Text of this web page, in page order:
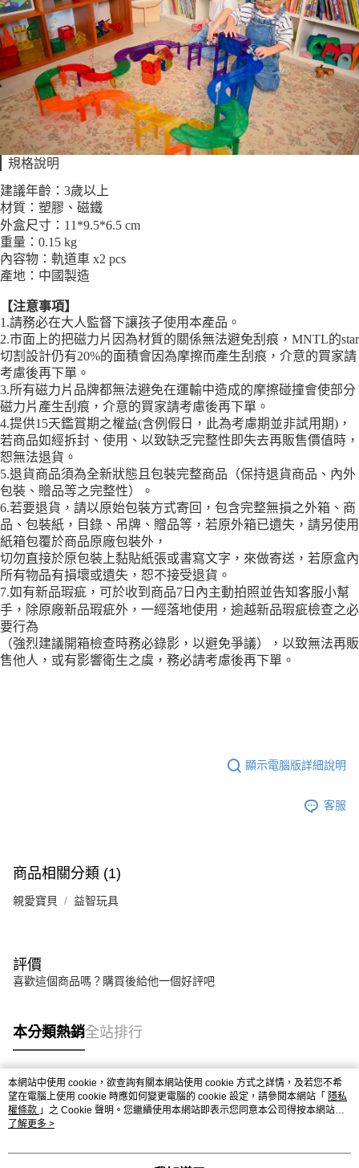
付款後萊爾富取貨
每筆NT$100，滿NT$999(含以上)免運費
7-11取貨付款
每筆NT$85，滿NT$999(含以上)免運費
付款後7-11取貨
每筆NT$85，滿NT$999(含以上)免運費
宅配
每筆NT$85，滿NT$999(含以上)免運費
規格說明
建議年齡：3歲以上
材質：塑膠、磁鐵
外盒尺寸：11*9.5*6.5 cm
重量：0.15 kg
內容物：軌道車 x2 pcs
產地：中國製造
【注意事項】
1.請務必在大人監督下讓孩子使用本產品。
2.市面上的把磁力片因為材質的關係無法避免刮痕，MNTL的star
切割設計仍有20%的面積會因為摩擦而產生刮痕，介意的買家請
考慮後再下單。
3.所有磁力片品牌都無法避免在運輸中造成的摩擦碰撞會使部分
磁力片產生刮痕，介意的買家請考慮後再下單。
4.提供15天鑑賞期之權益(含例假日，此為考慮期並非試用期)，
若商品如經拆封、使用、以致缺乏完整性即失去再販售價值時，
恕無法退貨。
5.退貨商品須為全新狀態且包裝完整商品（保持退貨商品、內外
包裝、贈品等之完整性）。
6.若要退貨，請以原始包裝方式寄回，包含完整無損之外箱、商
品、包裝紙，目錄、吊牌、贈品等，若原外箱已遺失，請另使用
紙箱包覆於商品原廠包裝外，
切勿直接於原包裝上黏貼紙張或書寫文字，來做寄送，若原盒內
所有物品有損壞或遺失，恕不接受退貨。
7.如有新品瑕疵，可於收到商品7日內主動拍照並告知客服小幫
手，除原廠新品瑕疵外，一經落地使用，逾越新品瑕疵檢查之必
要行為
（強烈建議開箱檢查時務必錄影，以避免爭議），以致無法再販
售他人，或有影響衛生之虞，務必請考慮後再下單。
顯示電腦版詳細說明
客服
商品相關分類 (1)
親愛寶貝 益智玩具
評價
喜歡這個商品嗎？購買後給他一個好評吧
本分類熱銷全站排行
熱門標籤
本網站中使用 cookie，欲查詢有關本網站使用 cookie 方式之詳情，及若您不希
望在電腦上使用 cookie 時應如何變更電腦的 cookie 設定，請參閱本網站「 隱私
權條款 」之 Cookie 聲明。您繼續使用本網站即表示您同意本公司得按本網站使
用條款之 Cookie 聲明使用 cookie。
了解更多 >